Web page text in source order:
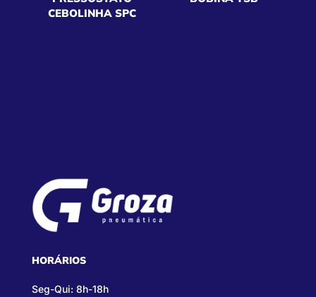
CEBOLINHA SPC
HORÁRIOS
Seg-Qui: 8h-18h